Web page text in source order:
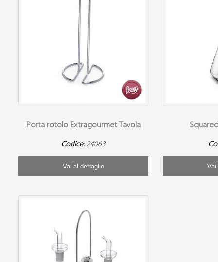
Porta rotolo Extragourmet Tavola
Codice:24063
Vai al dettaglio Vai